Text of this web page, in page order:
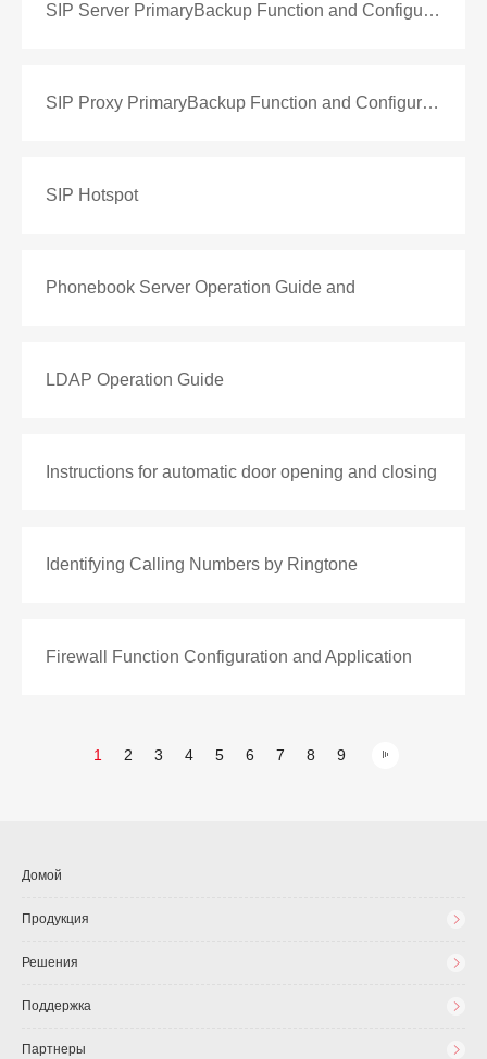
SIP Server PrimaryBackup Function and Configuration Description
SIP Proxy PrimaryBackup Function and Configuration
SIP Hotspot
Phonebook Server Operation Guide and
LDAP Operation Guide
Instructions for automatic door opening and closing
Identifying Calling Numbers by Ringtone
Firewall Function Configuration and Application
1 2 3 4 5 6 7 8 9
Домой
Продукция
Решения
Поддержка
Партнеры